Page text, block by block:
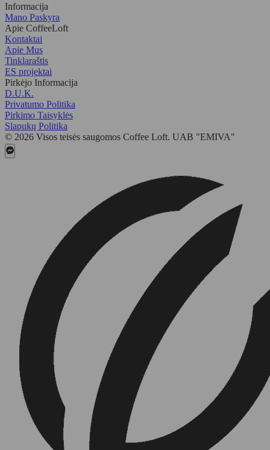
Informacija
Mano Paskyra
Apie CoffeeLoft
Kontaktai
Apie Mus
Tinklaraštis
ES projektai
Pirkėjo Informacija
D.U.K.
Privatumo Politika
Pirkimo Taisyklės
Slapukų Politika
© 2026 Visos teisės saugomos Coffee Loft. UAB "EMIVA"